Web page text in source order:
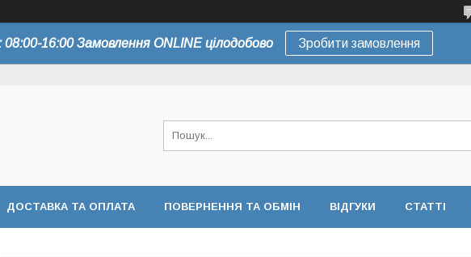
16:00 Замовлення ONLINE цілодобово Зробити замовлення
ДОСТАВКА ТА ОПЛАТА ПОВЕРНЕННЯ ТА ОБМІН ВІДГУКИ СТАТТІ